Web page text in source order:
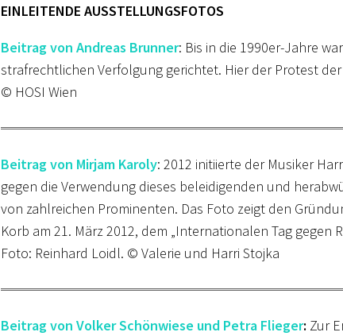
EINLEITENDE AUSSTELLUNGSFOTOS
Beitrag von Andreas Brunner: Bis in die 1990er-Jahre
strafrechtlichen Verfolgung gerichtet. Hier der Protest
© HOSI Wien
Beitrag von Mirjam Karoly: 2012 initiierte der Musiker
gegen die Verwendung dieses beleidigenden und
von zahlreichen Prominenten. Das Foto zeigt den
Korb am 21. März 2012, dem „Internationalen Tag gegen
Foto: Reinhard Loidl. © Valerie und Harri Stojka
Beitrag von Volker Schönwiese und Petra Flieger: Zur